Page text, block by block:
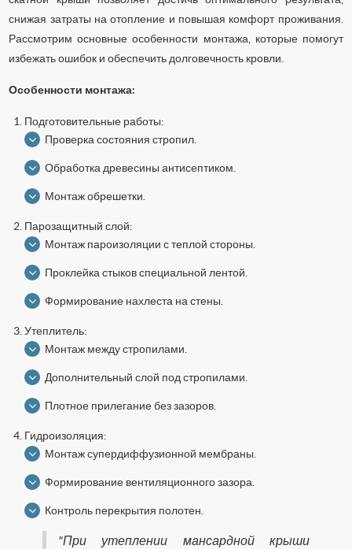
снижая затраты на отопление и повышая комфорт проживания.
Рассмотрим основные особенности монтажа, которые помогут
избежать ошибок и обеспечить долговечность кровли.
Особенности монтажа:
Подготовительные работы:
Проверка состояния стропил.
Обработка древесины антисептиком.
Монтаж обрешетки.
Парозащитный слой:
Монтаж пароизоляции с теплой стороны.
Проклейка стыков специальной лентой.
Формирование нахлеста на стены.
Утеплитель:
Монтаж между стропилами.
Дополнительный слой под стропилами.
Плотное прилегание без зазоров.
Гидроизоляция:
Монтаж супердиффузионной мембраны.
Формирование вентиляционного зазора.
Контроль перекрытия полотен.
"При утеплении мансардной крыши